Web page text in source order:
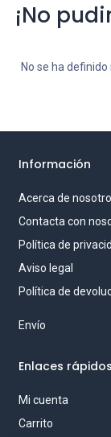
¡No
No se ha
Información
Acerca de
Contacta con
Política de
Aviso legal
Política de
Envío
Enlaces rápidos
Mi cuenta
Carrito